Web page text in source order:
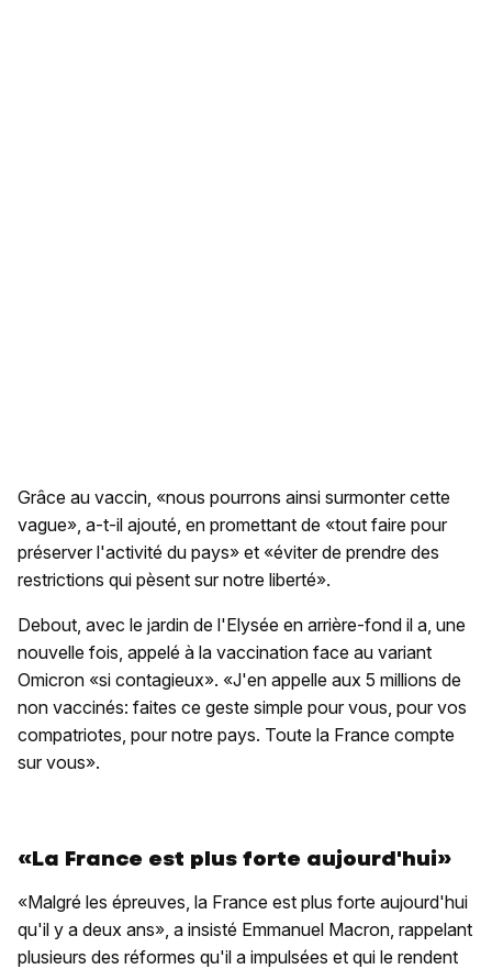
Grâce au vaccin, «nous pourrons ainsi surmonter cette
vague», a-t-il ajouté, en promettant de «tout faire pour
préserver l'activité du pays» et «éviter de prendre des
restrictions qui pèsent sur notre liberté».
Debout, avec le jardin de l'Elysée en arrière-fond il a, une
nouvelle fois, appelé à la vaccination face au variant
Omicron «si contagieux». «J'en appelle aux 5 millions de
non vaccinés: faites ce geste simple pour vous, pour vos
compatriotes, pour notre pays. Toute la France compte
sur vous».
«La France est plus forte aujourd'hui»
«Malgré les épreuves, la France est plus forte aujourd'hui
qu'il y a deux ans», a insisté Emmanuel Macron, rappelant
plusieurs des réformes qu'il a impulsées et qui le rendent